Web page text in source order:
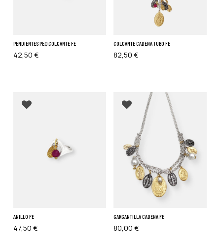
PENDIENTES PEQ.COLGANTE FE
42,50 €
Añadir a favoritos
COLGANTE CADENA TUBO FE
82,50€
Añadir a favoritos
ANILLO FE
47,50 €
GARGANTILLA CADENA FE
80,00€